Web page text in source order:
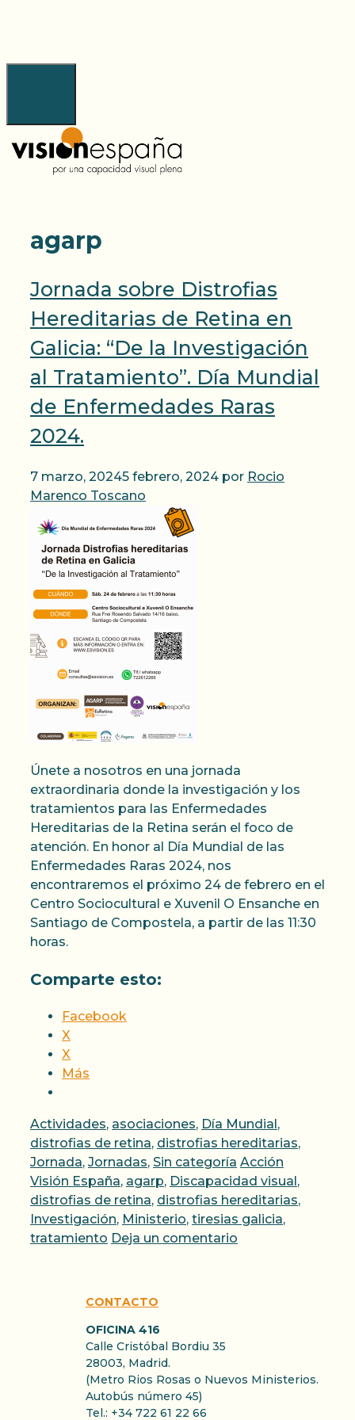
agarp
Jornada sobre Distrofias
Hereditarias de Retina en
Galicia: “De la Investigación
al Tratamiento”. Día Mundial
de Enfermedades Raras
2024.
7 marzo, 20245 febrero, 2024 por Rocio
Marenco Toscano
Únete a nosotros en una jornada
extraordinaria donde la investigación y los
tratamientos para las Enfermedades
Hereditarias de la Retina serán el foco de
atención. En honor al Día Mundial de las
Enfermedades Raras 2024, nos
encontraremos el próximo 24 de febrero en el
Centro Sociocultural e Xuvenil O Ensanche en
Santiago de Compostela, a partir de las 11:30
horas.
Comparte esto:
Facebook
X
X
Más
Categorías
Actividades, asociaciones, Día Mundial,
distrofias de retina, distrofias hereditarias,
Jornada, Jornadas, Sin categoría Etiquetas
Acción
Visión España, agarp, Discapacidad visual,
distrofias de retina, distrofias hereditarias,
Investigación, Ministerio, tiresias galicia,
tratamiento Deja un comentario
CONTACTO
OFICINA 416
Calle Cristóbal Bordiu 35
28003, Madrid.
(Metro Rios Rosas o Nuevos Ministerios.
Autobús número 45)
Tel.: +34 722 61 22 66